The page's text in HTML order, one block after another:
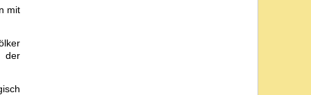
mit
der